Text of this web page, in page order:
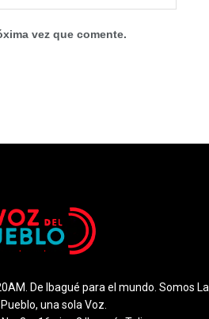
vez que comente.
De Ibagué para el mundo. Somos La
una sola Voz.